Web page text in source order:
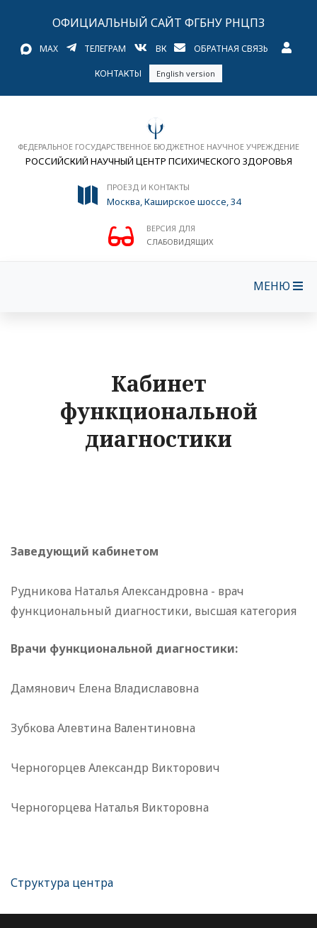
ОФИЦИАЛЬНЫЙ САЙТ ФГБНУ РНЦПЗ
MAX ТЕЛЕГРАМ ВК ОБРАТНАЯ СВЯЗЬ
КОНТАКТЫ English version
ФЕДЕРАЛЬНОЕ ГОСУДАРСТВЕННОЕ БЮДЖЕТНОЕ НАУЧНОЕ УЧРЕЖДЕНИЕ
РОССИЙСКИЙ НАУЧНЫЙ ЦЕНТР ПСИХИЧЕСКОГО ЗДОРОВЬЯ
ПРОЕЗД И КОНТАКТЫ
Москва, Каширское шоссе, 34
ВЕРСИЯ ДЛЯ
СЛАБОВИДЯЩИХ
МЕНЮ
Кабинет
функциональной
диагностики
Заведующий кабинетом
Рудникова Наталья Александровна - врач
функциональный диагностики, высшая категория
Врачи функциональной диагностики:
Дамянович Елена Владиславовна
Зубкова Алевтина Валентиновна
Черногорцев Александр Викторович
Черногорцева Наталья Викторовна
Структура центра